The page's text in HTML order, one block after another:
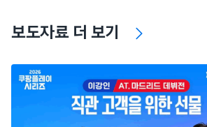
보도자료 더 보기